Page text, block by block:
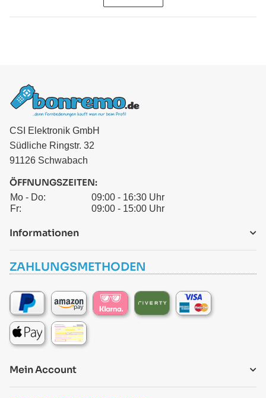
CSI Elektronik GmbH
Südliche Ringstr. 32
91126 Schwabach
ÖFFNUNGSZEITEN:
Mo - Do:
09:00 - 16:30 Uhr
Fr:
09:00 - 15:00 Uhr
Informationen
ZAHLUNGSMETHODEN
Mein Account